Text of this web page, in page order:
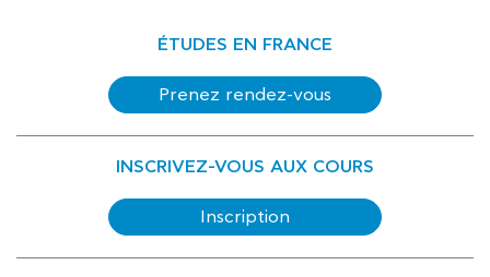
ÉTUDES EN FRANCE
Prenez rendez-vous
INSCRIVEZ-VOUS AUX COURS
Inscription